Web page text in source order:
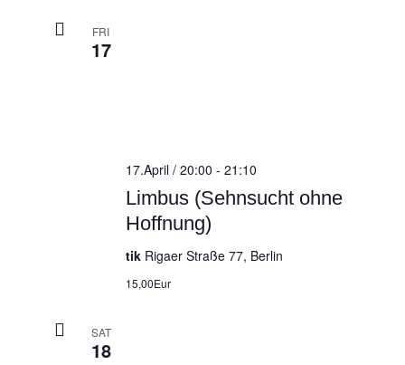
FRI
17
Limbus (Sehnsucht ohne
Hoffnung)
17.April / 20:00 - 21:10
tik Rigaer Straße 77, Berlin
15,00Eur
SAT
18